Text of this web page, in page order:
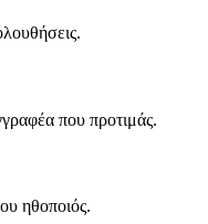
που προτιμάς.
ηθοποιός.